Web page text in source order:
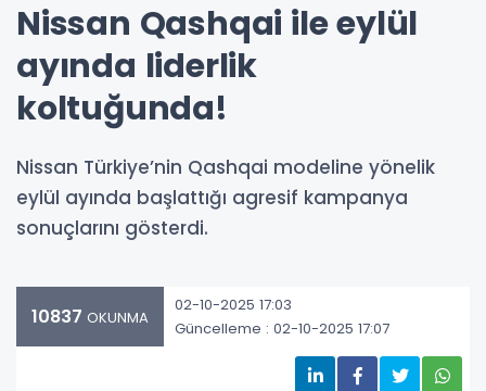
Nissan Qashqai ile eylül
ayında liderlik
koltuğunda!
Nissan Türkiye’nin Qashqai modeline yönelik
eylül ayında başlattığı agresif kampanya
sonuçlarını gösterdi.
10837 OKUNMA
02-10-2025 17:03
Güncelleme : 02-10-2025 17:07